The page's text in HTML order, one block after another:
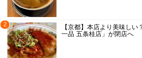
2
【京都】本店より美味し
一品 五条桂店」が閉店へ